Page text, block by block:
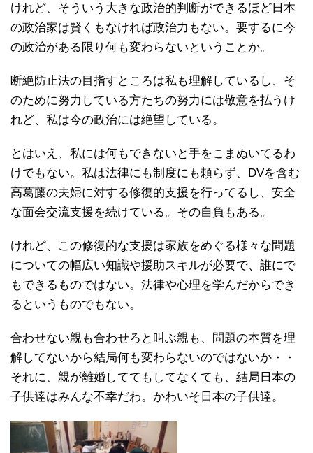
けれど、そういう大きな政治的判断ができるほど日本
の政治家は賢くもなければ政治力もない。要するに今
の政治がある限り何も変わらないということか。
断絶防止法の目指すところは私も理解しているし、そ
のために努力している方たちの努力には敬意を払うけ
れど、私は今の政治には絶望している。
とはいえ、私には何もできないと手をこまぬいてるわ
けでもない。私は法律にも制度にも頼らず、DVを含む
高葛藤の夫婦に対する修復的支援を行ってるし、安全
な面会交流支援を続けている。その自負もある。
けれど、この修復的な支援は家族をめぐる様々な問題
についての幅広い知識や援助スキルが必要で、誰にで
もできるものではない。法律や心理を学んだからでき
るというものでもない。
合わせない親も合わせろと叫ぶ親も、問題の本質を理
解してないから結局何も変わらないのではないか・・
それに、親が離婚しててもしてなくても、結局日本の
子供達はみんな不幸だわ。かわいそ日本の子供達。